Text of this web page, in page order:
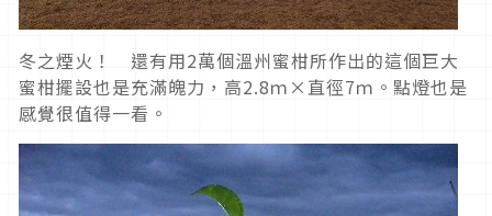
冬之煙火！ 還有用2萬個溫州蜜柑所作出的這個巨大
蜜柑擺設也是充滿魄力，高2.8ｍ×直徑7ｍ。點燈也是
感覺很值得一看。